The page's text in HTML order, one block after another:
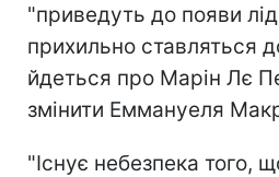
"приведуть до появи
прихильно ставляться
йдеться про Марін Лє
змінити Еммануеля
"Існує небезпека того,